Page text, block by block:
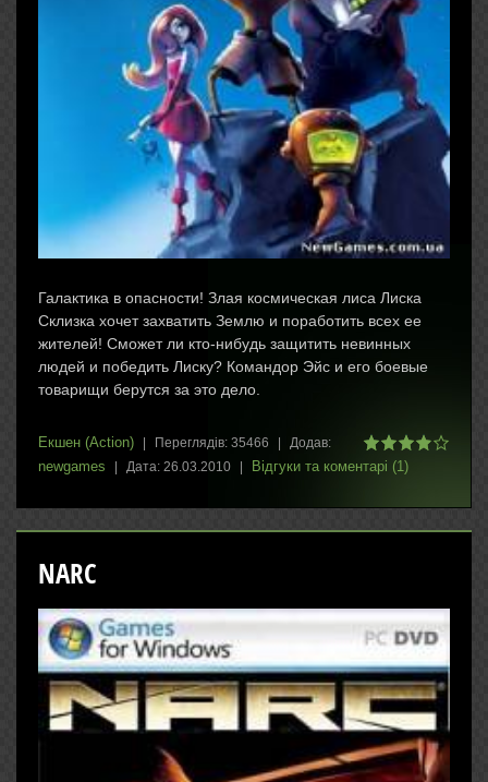
Галактика в опасности! Злая космическая лиса Лиска
Склизка хочет захватить Землю и поработить всех ее
жителей! Сможет ли кто-нибудь защитить невинных
людей и победить Лиску? Командор Эйс и его боевые
товарищи берутся за это дело.
Екшен (Action) Переглядів: 35466 Додав:
newgames Дата: 26.03.2010 Відгуки та коментарі (1)
NARC